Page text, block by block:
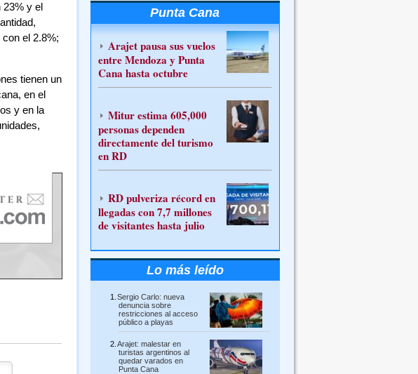
23% y el
el 2.8%;
tienen un
en el
y en la
Punta Cana
Arajet pausa sus vuelos
entre Mendoza y Punta
Cana hasta octubre
Mitur estima 605,000
personas dependen
directamente del turismo
en RD
RD pulveriza récord en
llegadas con 7,7 millones
de visitantes hasta julio
Lo más leído
Sergio Carlo: nueva
denuncia sobre
restricciones al acceso
público a playas
Arajet: malestar en
turistas argentinos al
quedar varados en
Punta Cana